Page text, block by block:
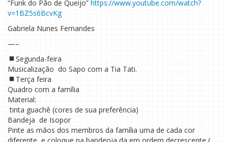
“Funk do Pão de Queijo” https://www.youtube.com/watch?
v=1BZ5s6BcvKg
Gabriela Nunes Fernandes
—–
Segunda-feira
Musicalização do Sapo com a Tia Tati.
Terça feira
Quadro com a família
Material:
tinta guachê (cores de sua preferência)
Bandeja de Isopor
Pinte as mãos dos membros da família uma de cada cor